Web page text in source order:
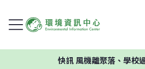
快訊風機離聚落、學校過